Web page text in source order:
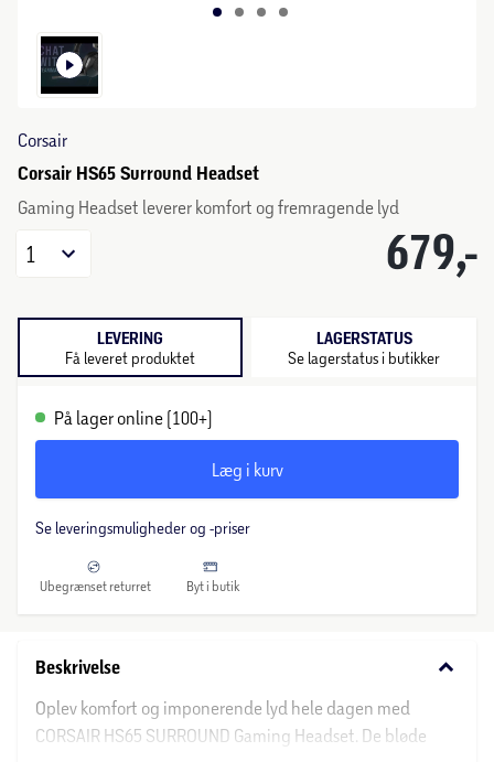
Corsair
Corsair HS65 Surround Headset
Gaming Headset leverer komfort og fremragende lyd
679,-
1
LEVERING
Få leveret produktet
LAGERSTATUS
Se lagerstatus i butikker
På lager online (100+)
Læg i kurv
Se leveringsmuligheder og -priser
Ubegrænset returret Byt i butik
Beskrivelse keyboard_arrow_down
Oplev komfort og imponerende lyd hele dagen med
CORSAIR HS65 SURROUND Gaming Headset. De bløde